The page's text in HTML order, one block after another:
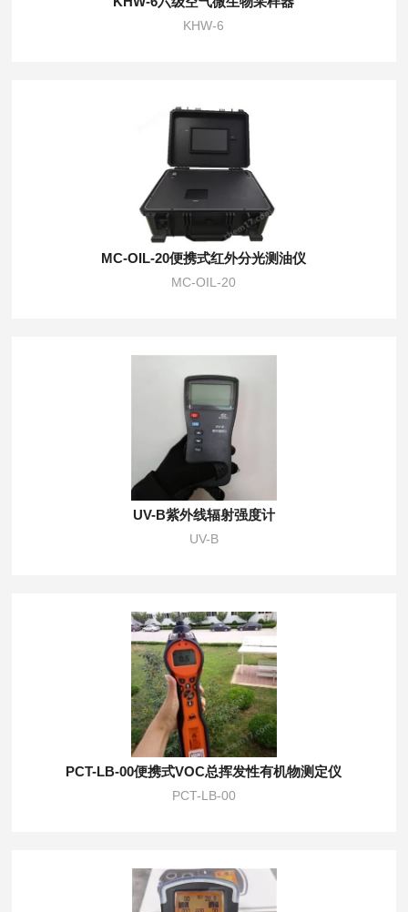
KHW-6
MC-OIL-20便携式红外分光测油仪
MC-OIL-20
UV-B紫外线辐射强度计
UV-B
PCT-LB-00便携式VOC总挥发性有机物测定仪
PCT-LB-00